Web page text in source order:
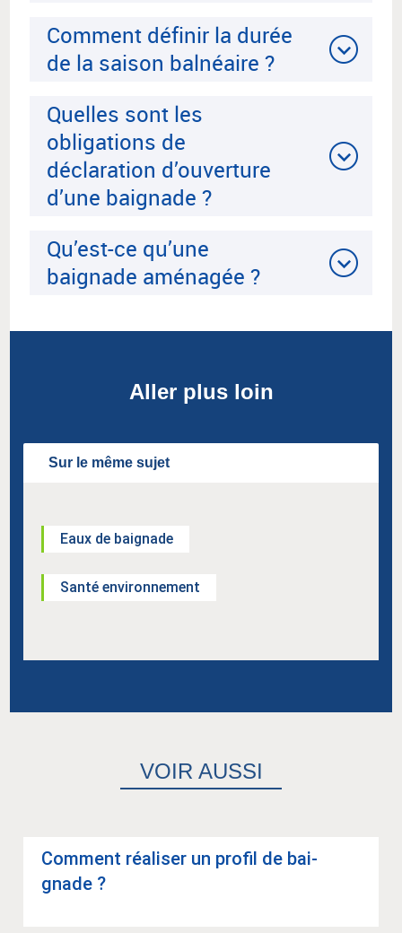
Comment définir la durée
de la saison balnéaire ?
Quelles sont les
obligations de
déclaration d’ouverture
d’une baignade ?
Qu’est-ce qu’une
baignade aménagée ?
Aller plus loin
Sur le même sujet
Eaux de baignade
Santé environnement
VOIR AUSSI
Com­ment réa­li­ser un pro­fil de bai­
gnade ?